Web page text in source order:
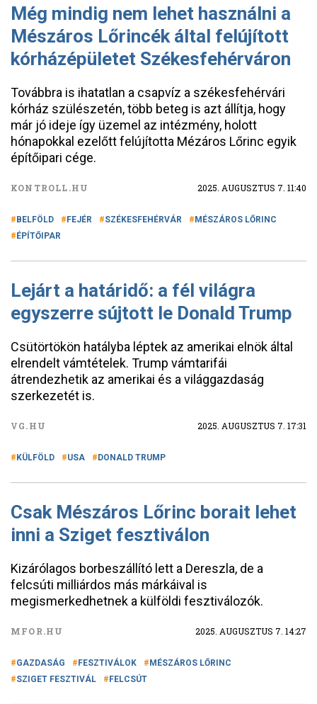
Még mindig nem lehet használni a
Mészáros Lőrincék által felújított
kórházépületet Székesfehérváron
Továbbra is ihatatlan a csapvíz a székesfehérvári
kórház szülészetén, több beteg is azt állítja, hogy
már jó ideje így üzemel az intézmény, holott
hónapokkal ezelőtt felújította Mézáros Lőrinc egyik
építőipari cége.
KONTROLL.HU 2025. AUGUSZTUS 7. 11:40
BELFÖLD FEJÉR SZÉKESFEHÉRVÁR
MÉSZÁROS LŐRINC
ÉPÍTŐIPAR
Lejárt a határidő: a fél világra
egyszerre sújtott le Donald Trump
Csütörtökön hatályba léptek az amerikai elnök által
elrendelt vámtételek. Trump vámtarifái
átrendezhetik az amerikai és a világgazdaság
szerkezetét is.
VG.HU 2025. AUGUSZTUS 7. 17:31
KÜLFÖLD USA DONALD TRUMP
Csak Mészáros Lőrinc borait lehet
inni a Sziget fesztiválon
Kizárólagos borbeszállító lett a Dereszla, de a
felcsúti milliárdos más márkáival is
megismerkedhetnek a külföldi fesztiválozók.
MFOR.HU 2025. AUGUSZTUS 7. 14:27
GAZDASÁG FESZTIVÁLOK
MÉSZÁROS LŐRINC
SZIGET FESZTIVÁL
FELCSÚT